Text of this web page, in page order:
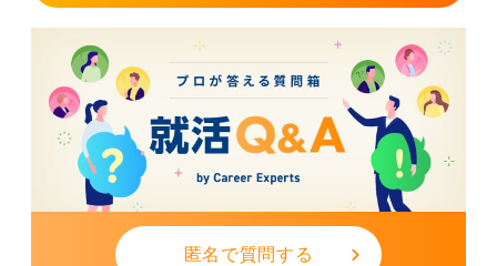
匿名で質問する